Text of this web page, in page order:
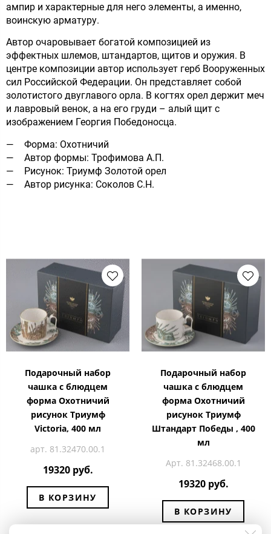
ампир и характерные для него элементы, а именно,
воинскую арматуру.
Автор очаровывает богатой композицией из
эффектных шлемов, штандартов, щитов и оружия. В
центре композиции автор использует герб Вооруженных
сил Российской Федерации. Он представляет собой
золотистого двуглавого орла. В когтях орел держит меч
и лавровый венок, а на его груди – алый щит с
изображением Георгия Победоносца.
Форма: Охотничий
Автор формы: Трофимова А.П.
Рисунок: Триумф Золотой орел
Автор рисунка: Соколов С.Н.
Подарочный набор
чашка с блюдцем
форма Охотничий
рисунок Триумф
Victoria, 400 мл
арт. 81.32470.00.1
19320 руб.
В КОРЗИНУ
Подарочный набор
чашка с блюдцем
форма Охотничий
рисунок Триумф
Штандарт Победы , 400
мл
Арт. 81.32468.00.1
19320 руб.
В КОРЗИНУ